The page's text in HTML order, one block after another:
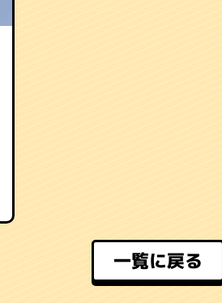
一覧に戻る